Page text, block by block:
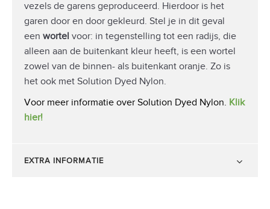
vezels de garens geproduceerd. Hierdoor is het
garen door en door gekleurd. Stel je in dit geval
een wortel voor: in tegenstelling tot een radijs, die
alleen aan de buitenkant kleur heeft, is een wortel
zowel van de binnen- als buitenkant oranje. Zo is
het ook met Solution Dyed Nylon.
Voor meer informatie over Solution Dyed Nylon. Klik
hier!
EXTRA INFORMATIE